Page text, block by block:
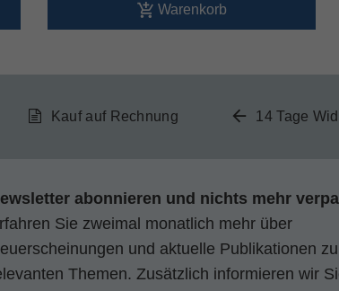
Warenkorb
Kauf auf Rechnung 14 Tage
abonnieren und nichts mehr
Sie zweimal monatlich mehr über
und aktuelle Publikationen zu
Themen. Zusätzlich informieren wir